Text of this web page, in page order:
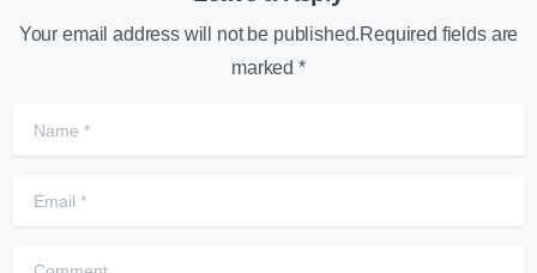
Your email address will not be published.Required fields are
marked *
Comment